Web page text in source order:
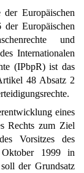
Europäischen
Europäischen
und
Internationalen
(IPbpR) ist das
48 Absatz 2
eines
Rechts zum Ziel
Vorsitzes des
1999 in
der Grundsatz